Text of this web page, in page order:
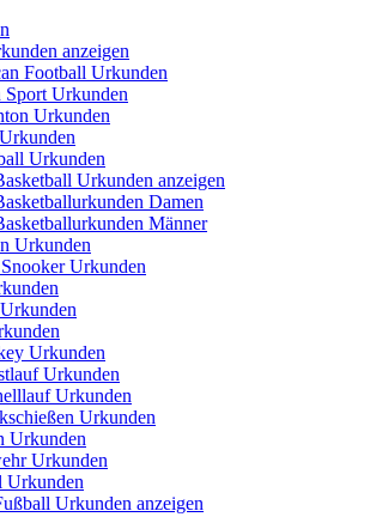
anzeigen
Football Urkunden
Sport Urkunden
Urkunden
Urkunden
Urkunden anzeigen
Damen
Männer
Urkunden
Urkunden
Urkunden
Urkunden
Urkunden
Urkunden
Urkunden
Urkunden
Urkunden
Urkunden anzeigen